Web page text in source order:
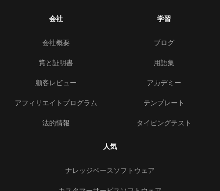
会社
会社概要
賞と証明書
顧客レビュー
アフィリエイトプログラム
法的情報
学習
ブログ
用語集
アカデミー
テンプレート
タイピングテスト
人気
ナレッジベースソフトウェア